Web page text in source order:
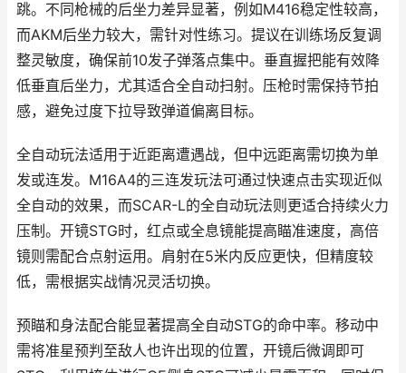
跳。不同枪械的后坐力差异显著，例如M416稳定性较高，
而AKM后坐力较大，需针对性练习。提议在训练场反复调
整灵敏度，确保前10发子弹落点集中。垂直握把能有效降
低垂直后坐力，尤其适合全自动扫射。压枪时需保持节拍
感，避免过度下拉导致弹道偏离目标。
全自动玩法适用于近距离遭遇战，但中远距离需切换为单
发或连发。M16A4的三连发玩法可通过快速点击实现近似
全自动的效果，而SCAR-L的全自动玩法则更适合持续火力
压制。开镜STG时，红点或全息镜能提高瞄准速度，高倍
镜则需配合点射运用。肩射在5米内反应更快，但精度较
低，需根据实战情况灵活切换。
预瞄和身法配合能显著提高全自动STG的命中率。移动中
需将准星预判至敌人也许出现的位置，开镜后微调即可